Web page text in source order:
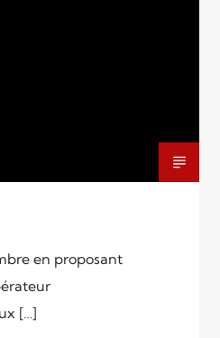
en proposant
[…]